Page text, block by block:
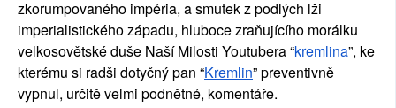
zkorumpovaného impéria, a smutek z podlých lži
imperialistického západu, hluboce zraňujícího morálku
velkosovětské duše Naší Milosti Youtubera “kremlina”, ke
kterému si radši dotyčný pan “Kremlin” preventivně
vypnul, určitě velmi podnětné, komentáře.